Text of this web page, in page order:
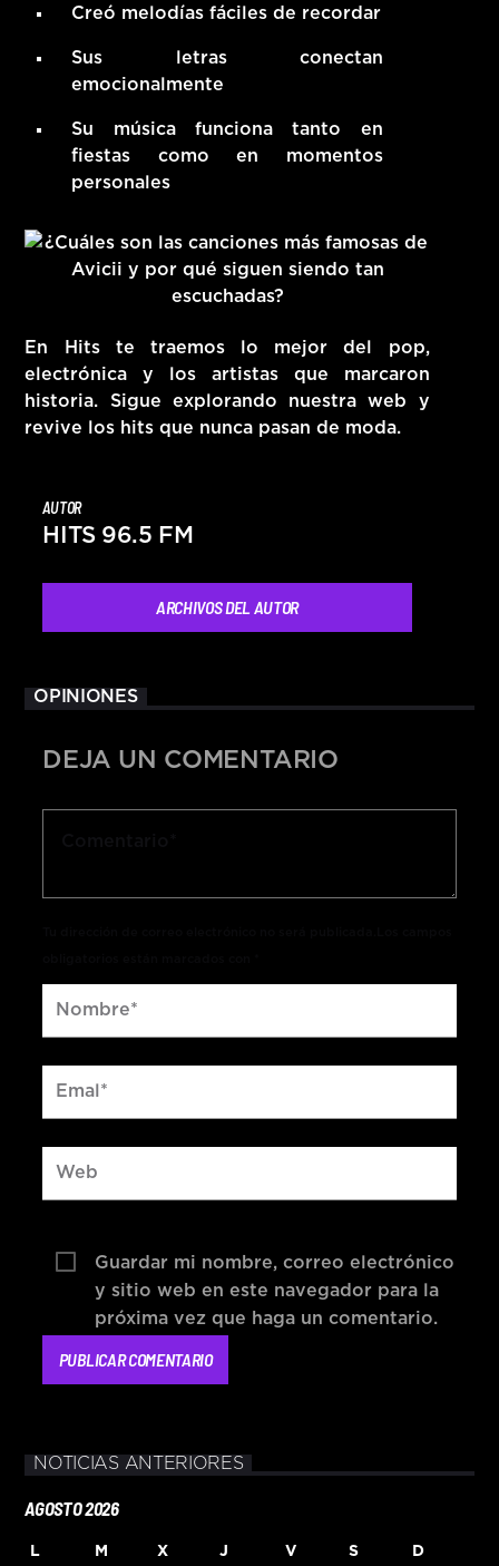
Creó melodías fáciles de recordar
Sus letras conectan
emocionalmente
Su música funciona tanto en
fiestas como en momentos
personales
En Hits te traemos lo mejor del pop,
electrónica y los artistas que marcaron
historia. Sigue explorando nuestra web y
revive los hits que nunca pasan de moda.
AUTOR
HITS 96.5 FM
ARCHIVOS DEL AUTOR
OPINIONES
DEJA UN COMENTARIO
Guardar mi nombre, correo electrónico
y sitio web en este navegador para la
próxima vez que haga un comentario.
NOTICIAS ANTERIORES
AGOSTO 2026
L M X J V S D